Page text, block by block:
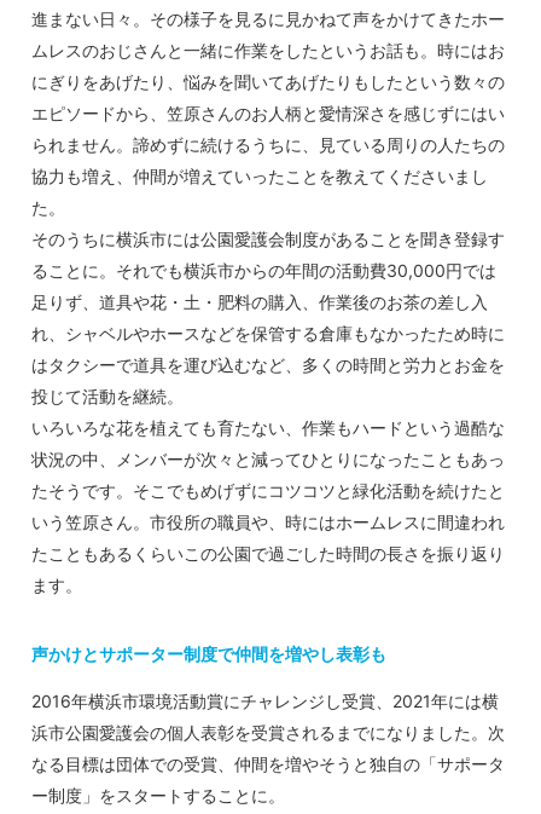
進まない日々。その様子を見るに見かねて声をかけてきたホー
ムレスのおじさんと一緒に作業をしたというお話も。時にはお
にぎりをあげたり、悩みを聞いてあげたりもしたという数々の
エピソードから、笠原さんのお人柄と愛情深さを感じずにはい
られません。諦めずに続けるうちに、見ている周りの人たちの
協力も増え、仲間が増えていったことを教えてくださいまし
た。
そのうちに横浜市には公園愛護会制度があることを聞き登録す
ることに。それでも横浜市からの年間の活動費30,000円では
足りず、道具や花・土・肥料の購入、作業後のお茶の差し入
れ、シャベルやホースなどを保管する倉庫もなかったため時に
はタクシーで道具を運び込むなど、多くの時間と労力とお金を
投じて活動を継続。
いろいろな花を植えても育たない、作業もハードという過酷な
状況の中、メンバーが次々と減ってひとりになったこともあっ
たそうです。そこでもめげずにコツコツと緑化活動を続けたと
いう笠原さん。市役所の職員や、時にはホームレスに間違われ
たこともあるくらいこの公園で過ごした時間の長さを振り返り
ます。
声かけとサポーター制度で仲間を増やし表彰も
2016年横浜市環境活動賞にチャレンジし受賞、2021年には横
浜市公園愛護会の個人表彰を受賞されるまでになりました。次
なる目標は団体での受賞、仲間を増やそうと独自の「サポータ
ー制度」をスタートすることに。